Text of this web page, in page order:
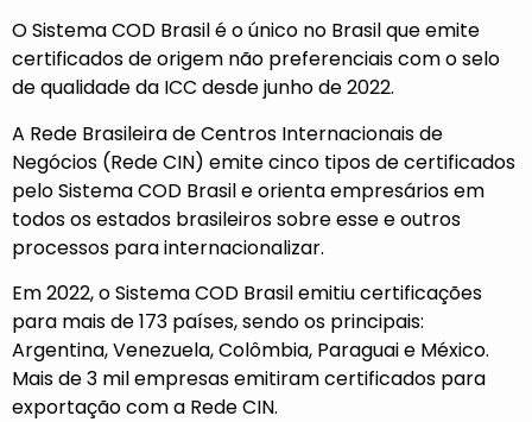
O Sistema COD Brasil é o único no Brasil que emite
certificados de origem não preferenciais com o selo
de qualidade da ICC desde junho de 2022.
A Rede Brasileira de Centros Internacionais de
Negócios (Rede CIN) emite cinco tipos de certificados
pelo Sistema COD Brasil e orienta empresários em
todos os estados brasileiros sobre esse e outros
processos para internacionalizar.
Em 2022, oSistema COD Brasilemitiu certificações
para mais de 173 países, sendo os principais:
Argentina, Venezuela, Colômbia, Paraguai e México.
Mais de 3 mil empresas emitiram certificados para
exportação com a Rede CIN.